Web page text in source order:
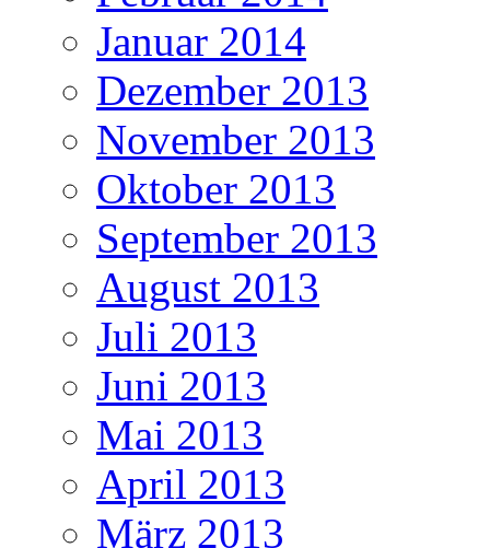
Januar 2014
Dezember 2013
November 2013
Oktober 2013
September 2013
August 2013
Juli 2013
Juni 2013
Mai 2013
April 2013
März 2013